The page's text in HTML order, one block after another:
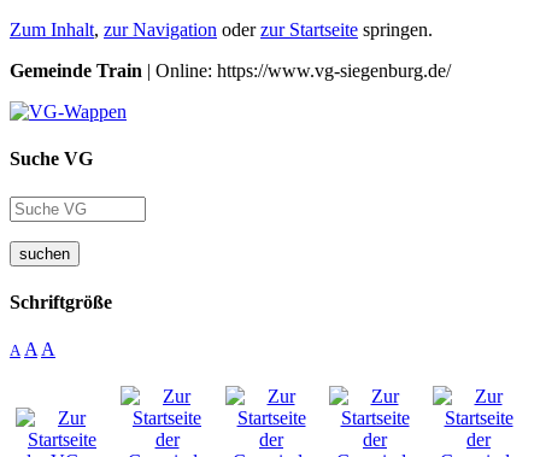
Zum Inhalt, zur Navigation oderzur Startseite springen.
Gemeinde Train | Online: https://www.vg-siegenburg.de/
Suche VG
suchen
Schriftgröße
A A A